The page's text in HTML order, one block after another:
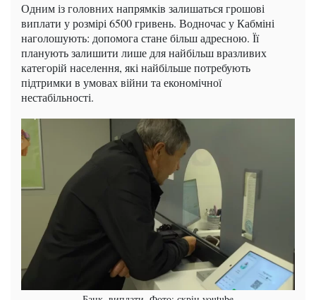
Одним із головних напрямків залишаться грошові
виплати у розмірі 6500 гривень. Водночас у Кабміні
наголошують: допомога стане більш адресною. Її
планують залишити лише для найбільш вразливих
категорій населення, які найбільше потребують
підтримки в умовах війни та економічної
нестабільності.